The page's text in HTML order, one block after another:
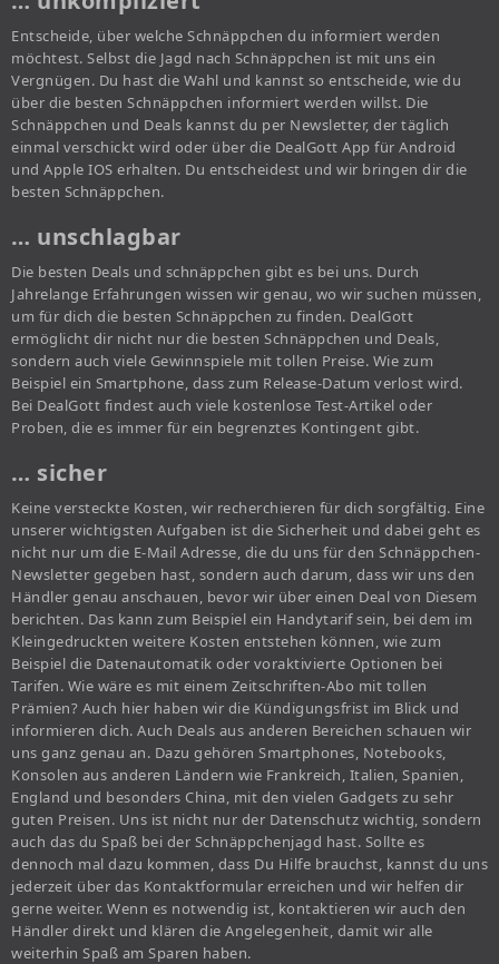
Entscheide, über welche Schnäppchen du informiert werden
möchtest. Selbst die Jagd nach Schnäppchen ist mit uns ein
Vergnügen. Du hast die Wahl und kannst so entscheide, wie du
über die besten Schnäppchen informiert werden willst. Die
Schnäppchen und Deals kannst du per Newsletter, der täglich
einmal verschickt wird oder über die DealGott App für Android
und Apple IOS erhalten. Du entscheidest und wir bringen dir die
besten Schnäppchen.
… unschlagbar
Die besten Deals und schnäppchen gibt es bei uns. Durch
Jahrelange Erfahrungen wissen wir genau, wo wir suchen müssen,
um für dich die besten Schnäppchen zu finden. DealGott
ermöglicht dir nicht nur die besten Schnäppchen und Deals,
sondern auch viele Gewinnspiele mit tollen Preise. Wie zum
Beispiel ein Smartphone, dass zum Release-Datum verlost wird.
Bei DealGott findest auch viele kostenlose Test-Artikel oder
Proben, die es immer für ein begrenztes Kontingent gibt.
… sicher
Keine versteckte Kosten, wir recherchieren für dich sorgfältig. Eine
unserer wichtigsten Aufgaben ist die Sicherheit und dabei geht es
nicht nur um die E-Mail Adresse, die du uns für den Schnäppchen-
Newsletter gegeben hast, sondern auch darum, dass wir uns den
Händler genau anschauen, bevor wir über einen Deal von Diesem
berichten. Das kann zum Beispiel ein Handytarif sein, bei dem im
Kleingedruckten weitere Kosten entstehen können, wie zum
Beispiel die Datenautomatik oder voraktivierte Optionen bei
Tarifen. Wie wäre es mit einem Zeitschriften-Abo mit tollen
Prämien? Auch hier haben wir die Kündigungsfrist im Blick und
informieren dich. Auch Deals aus anderen Bereichen schauen wir
uns ganz genau an. Dazu gehören Smartphones, Notebooks,
Konsolen aus anderen Ländern wie Frankreich, Italien, Spanien,
England und besonders China, mit den vielen Gadgets zu sehr
guten Preisen. Uns ist nicht nur der Datenschutz wichtig, sondern
auch das du Spaß bei der Schnäppchenjagd hast. Sollte es
dennoch mal dazu kommen, dass Du Hilfe brauchst, kannst du uns
jederzeit über das Kontaktformular erreichen und wir helfen dir
gerne weiter. Wenn es notwendig ist, kontaktieren wir auch den
Händler direkt und klären die Angelegenheit, damit wir alle
weiterhin Spaß am Sparen haben.